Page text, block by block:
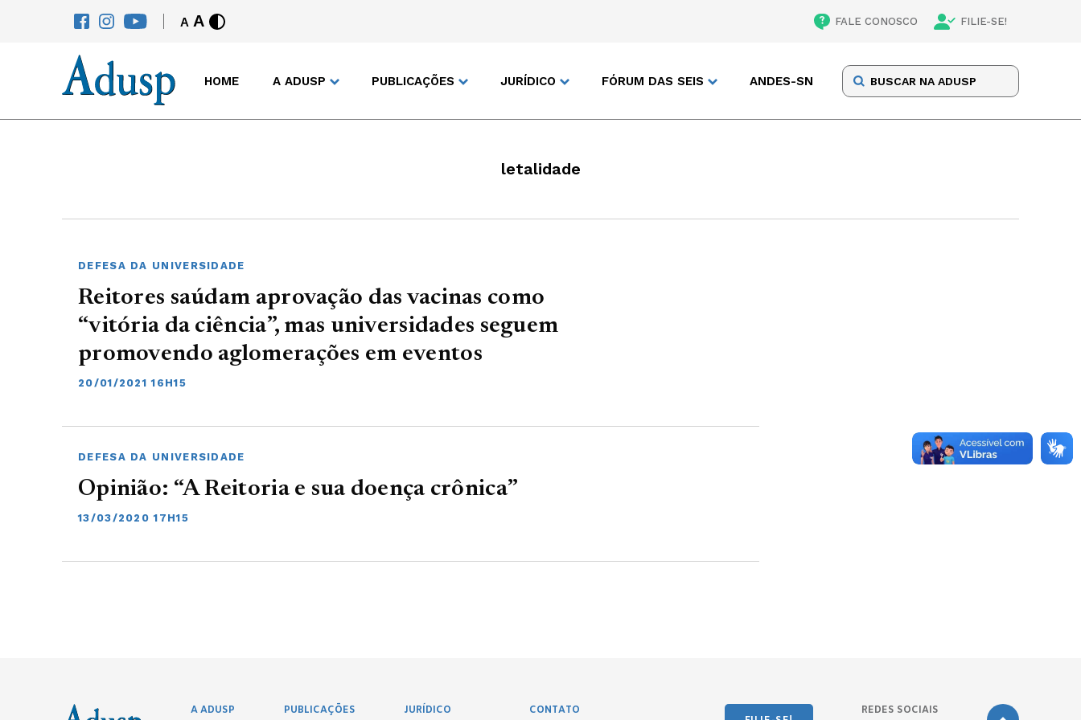
A A FALE CONOSCO FILIE-SE!
HOME A ADUSP PUBLICAÇÕES JURÍDICO FÓRUM DAS SEIS ANDES-SN
letalidade
DEFESA DA UNIVERSIDADE
Reitores saúdam aprovação das vacinas como
“vitória da ciência”, mas universidades seguem
promovendo aglomerações em eventos
20/01/2021 16H15
DEFESA DA UNIVERSIDADE
Opinião: “A Reitoria e sua doença crônica”
13/03/2020 17H15
A ADUSP PUBLICAÇÕES JURÍDICO
CONTATO
REDES SOCIAIS